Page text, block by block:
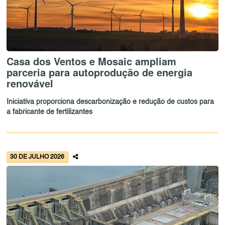
Casa dos Ventos e Mosaic ampliam
parceria para autoprodução de energia
renovável
Iniciativa proporciona descarbonização e redução de custos para
a fabricante de fertilizantes
30 DE JULHO 2026